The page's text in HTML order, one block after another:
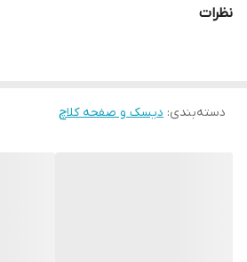
شود، که اصطلاحا به آن لرزشگیر هم می گویند.
نظرات
دسته‌بندی: دیسک و صفحه کلاچ